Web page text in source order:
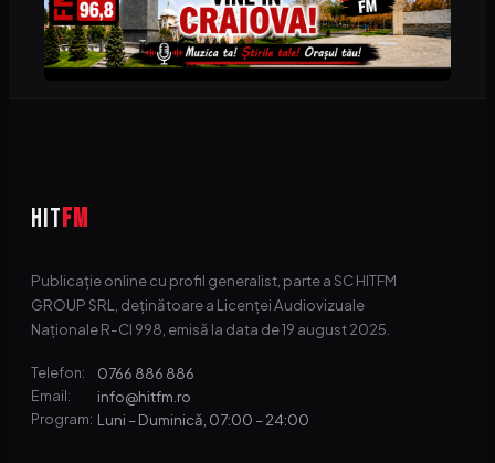
HITFM
Publicație online cu profil generalist, parte a SC HITFM
GROUP SRL, deținătoare a Licenței Audiovizuale
Naționale R-CI 998, emisă la data de 19 august 2025.
Telefon: 0766 886 886
Email: info@hitfm.ro
Program: Luni – Duminică, 07:00 – 24:00